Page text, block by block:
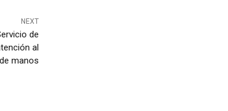
NEXT
de
al
manos